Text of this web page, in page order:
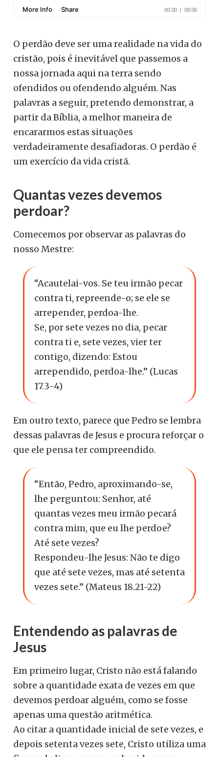
O perdão deve ser uma realidade na vida do
cristão, pois é inevitável que passemos a
nossa jornada aqui na terra sendo
ofendidos ou ofendendo alguém. Nas
palavras a seguir, pretendo demonstrar, a
partir da Bíblia, a melhor maneira de
encararmos estas situações
verdadeiramente desafiadoras. O perdão é
um exercício da vida cristã.
Quantas vezes devemos
perdoar?
Comecemos por observar as palavras do
nosso Mestre:
“Acautelai-vos. Se teu irmão pecar
contra ti, repreende-o; se ele se
arrepender, perdoa-lhe.
Se, por sete vezes no dia, pecar
contra ti e, sete vezes, vier ter
contigo, dizendo: Estou
arrependido, perdoa-lhe.” (Lucas
17.3-4)
Em outro texto, parece que Pedro se lembra
dessas palavras de Jesus e procura reforçar o
que ele pensa ter compreendido.
“Então, Pedro, aproximando-se,
lhe perguntou: Senhor, até
quantas vezes meu irmão pecará
contra mim, que eu lhe perdoe?
Até sete vezes?
Respondeu-lhe Jesus: Não te digo
que até sete vezes, mas até setenta
vezes sete.” (Mateus 18.21-22)
Entendendo as palavras de
Jesus
Em primeiro lugar, Cristo não está falando
sobre a quantidade exata de vezes em que
devemos perdoar alguém, como se fosse
apenas uma questão aritmética.
Ao citar a quantidade inicial de sete vezes, e
depois setenta vezes sete, Cristo utiliza uma